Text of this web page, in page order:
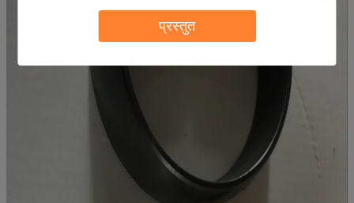
प्रस्तुत